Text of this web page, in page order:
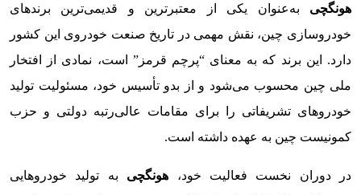
هونگچی به‌عنوان یکی از معتبرترین و قدیمی‌ترین برندهای
خودروسازی چین، نقش مهمی در تاریخ صنعت خودروی این کشور
دارد. این برند که به معنای “پرچم قرمز” است، نمادی از افتخار
ملی چین محسوب می‌شود و از بدو تأسیس خود، مسئولیت تولید
خودروهای تشریفاتی را برای مقامات عالی‌رتبه دولتی و حزب
کمونیست چین به عهده داشته است.
در دوران نخست فعالیت خود، هونگچی به تولید خودروهایی